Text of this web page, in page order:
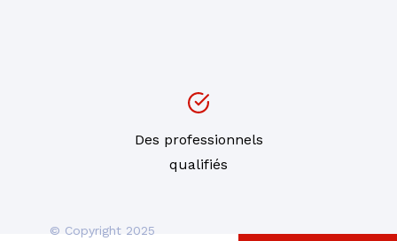
Des professionnels
qualifiés
© Copyright 2025